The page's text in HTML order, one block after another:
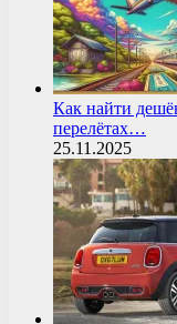
Как найти
перелётах…
25.11.2025